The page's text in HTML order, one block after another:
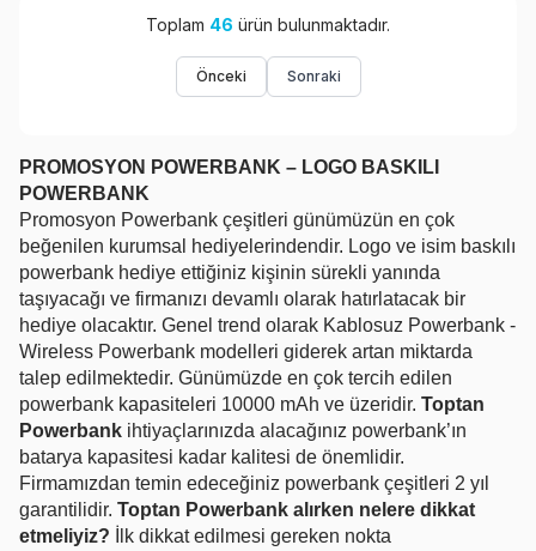
Toplam 46 ürün bulunmaktadır.
Önceki Sonraki
PROMOSYON POWERBANK – LOGO BASKILI
POWERBANK
Promosyon Powerbank çeşitleri günümüzün en çok
beğenilen kurumsal hediyelerindendir. Logo ve isim baskılı
powerbank hediye ettiğiniz kişinin sürekli yanında
taşıyacağı ve firmanızı devamlı olarak hatırlatacak bir
hediye olacaktır. Genel trend olarak Kablosuz Powerbank -
Wireless Powerbank modelleri giderek artan miktarda
talep edilmektedir. Günümüzde en çok tercih edilen
powerbank kapasiteleri 10000 mAh ve üzeridir. Toptan
Powerbank ihtiyaçlarınızda alacağınız powerbank’ın
batarya kapasitesi kadar kalitesi de önemlidir.
Firmamızdan temin edeceğiniz powerbank çeşitleri 2 yıl
garantilidir. Toptan Powerbank alırken nelere dikkat
etmeliyiz? İlk dikkat edilmesi gereken nokta